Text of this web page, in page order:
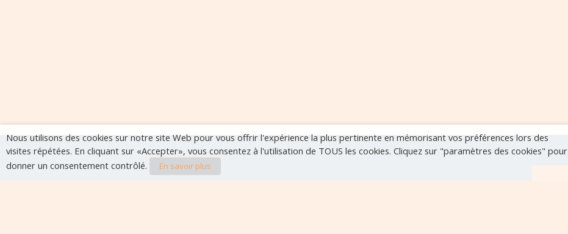
Nous utilisons des cookies sur notre site Web pour vous offrir l'expérience la plus pertinente en mémorisant vos préférences lors des
visites répétées. En cliquant sur «Accepter», vous consentez à l'utilisation de TOUS les cookies. Cliquez sur "paramètres des cookies" pour
donner un consentement contrôlé.
En savoir plus